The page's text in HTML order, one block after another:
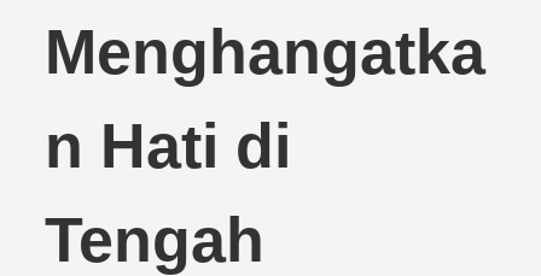
Menghangatka
n Hati di
Tengah